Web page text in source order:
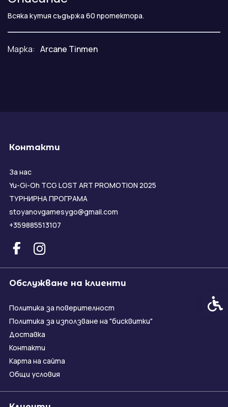
Всяка кутия съдържа 60 протектора.
Марка: Arcane Tinmen
Контакти
За нас
Yu-Gi-Oh TCG LOST ART PROMOTION 2025
ТУРНИРНА ПРОГРАМА
stoyanovgamesygo@gmail.com
+359885513107
Обслужване на клиенти
Политика за поверителност
Политика за използване на "бисквитки"
Доставка
Контакти
Карта на сайта
Общи условия